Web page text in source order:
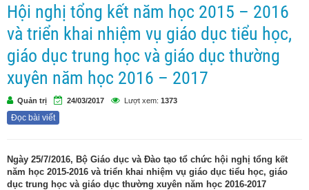
Hội nghị tổng kết năm học 2015 – 2016
và triển khai nhiệm vụ giáo dục tiểu học,
giáo dục trung học và giáo dục thường
xuyên năm học 2016 – 2017
Quản trị 24/03/2017 Lượt xem: 1373
Đọc bài viết
Ngày 25/7/2016, Bộ Giáo dục và Đào tạo tổ chức hội nghị tổng kết
năm học 2015-2016 và triển khai nhiệm vụ giáo dục tiểu học, giáo
dục trung học và giáo dục thường xuyên năm học 2016-2017